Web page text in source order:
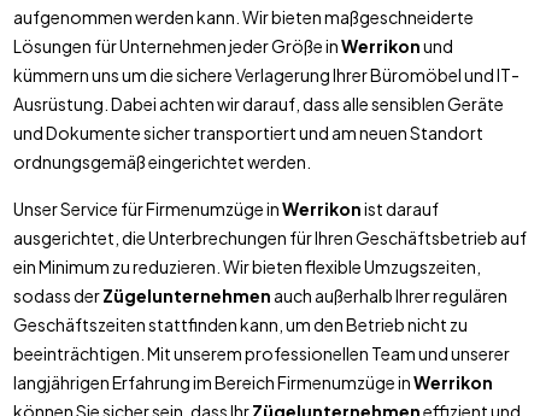
aufgenommen werden kann. Wir bieten maßgeschneiderte
Lösungen für Unternehmen jeder Größe inWerrikonund
kümmern uns um die sichere Verlagerung Ihrer Büromöbel und IT-
Ausrüstung. Dabei achten wir darauf, dass alle sensiblen Geräte
und Dokumente sicher transportiert und am neuen Standort
ordnungsgemäß eingerichtet werden.
Unser Service für Firmenumzüge inWerrikonist darauf
ausgerichtet, die Unterbrechungen für Ihren Geschäftsbetrieb auf
ein Minimum zu reduzieren. Wir bieten flexible Umzugszeiten,
sodass derZügelunternehmen auch außerhalb Ihrer regulären
Geschäftszeiten stattfinden kann, um den Betrieb nicht zu
beeinträchtigen. Mit unserem professionellen Team und unserer
langjährigen Erfahrung im Bereich Firmenumzüge inWerrikon
können Sie sicher sein, dass IhrZügelunternehmeneffizient und